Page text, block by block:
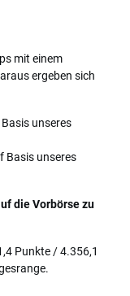
mit einem
ergeben sich
unseres
Basis unseres
die Vorbörse zu
Punkte / 4.356,1